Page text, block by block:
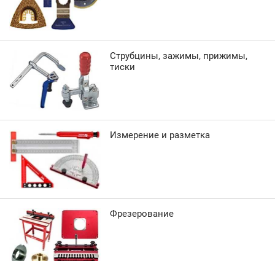
Струбцины, зажимы, прижимы,
тиски
Измерение и разметка
Фрезерование